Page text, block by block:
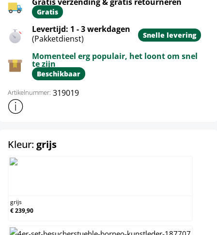
Gratis
Levertijd: 1 - 3 werkdagen
(Pakketdienst)
Snelle levering
Momenteel erg populair, het loont om snel
te zijn
Beschikbaar
Artikelnummer: 319019
Toon meer productinformatie
Kleur: grijsselect
grijs
€ 239,90